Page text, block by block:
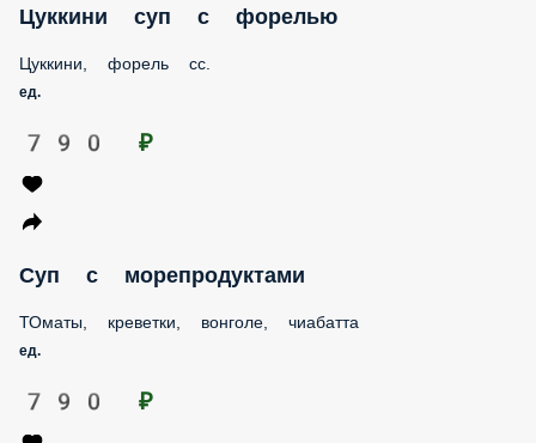
Цуккини суп с форелью
Цуккини, форель сс.
ед.
790 ₽
Суп с морепродуктами
ТОматы, креветки, вонголе, чиабатта
ед.
790 ₽